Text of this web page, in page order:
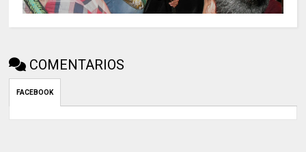
COMENTARIOS
FACEBOOK